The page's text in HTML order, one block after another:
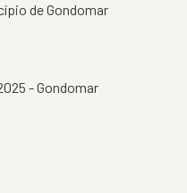
de Gondomar
- Gondomar